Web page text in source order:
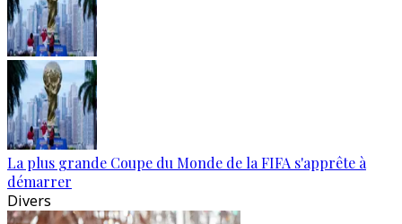
La plus grande Coupe du Monde de la FIFA s'apprête à
démarrer
Divers